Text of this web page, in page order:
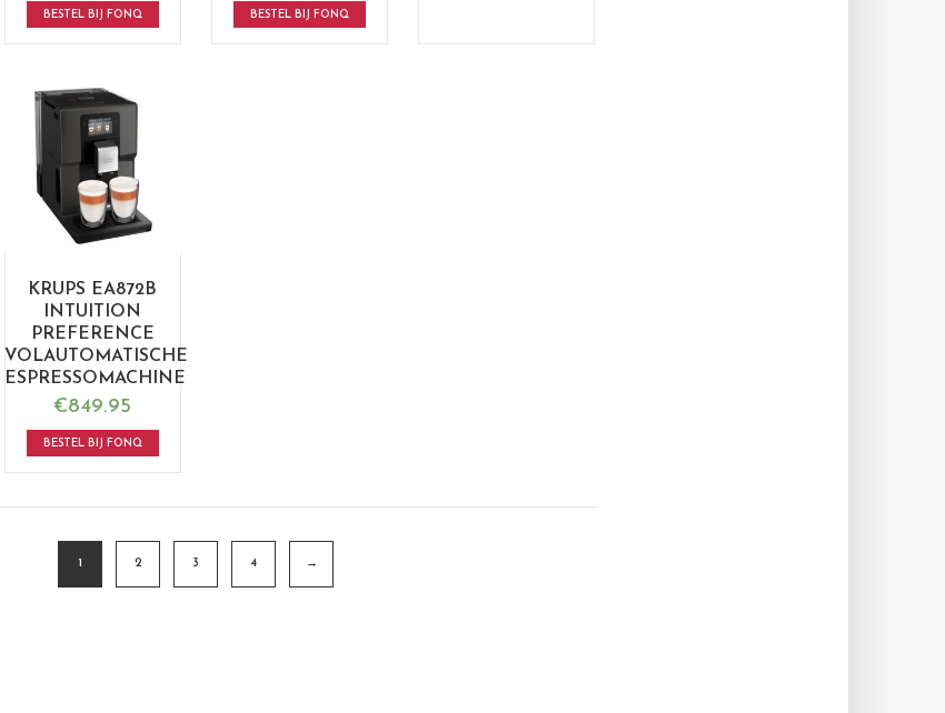
BESTEL BIJ FONQ BESTEL BIJ FONQ
KRUPS EA872B
INTUITION
PREFERENCE
VOLAUTOMATISCHE
ESPRESSOMACHINE
€849.95
BESTEL BIJ FONQ
1 2 3 4 →